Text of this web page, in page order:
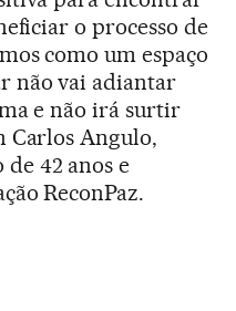
o processo de
como um espaço
não vai adiantar
e não irá surtir
Carlos Angulo,
42 anos e
ReconPaz.